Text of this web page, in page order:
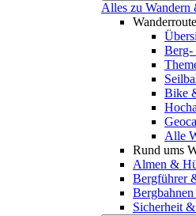
Alles zu Wandern
Berg-
Bike
Alle
Rund ums
Almen &
Bergführer
Sicherheit